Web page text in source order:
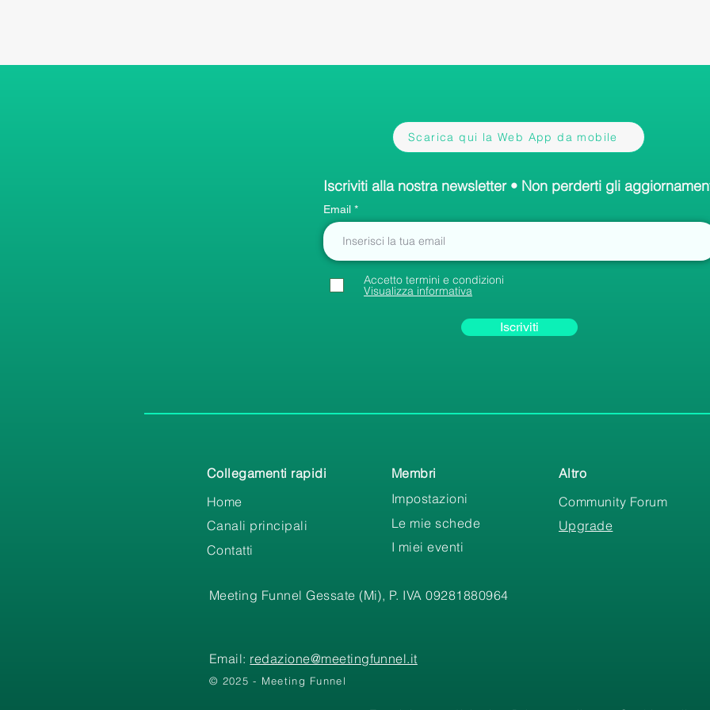
Scarica qui la Web App da mobile
Iscriviti alla nostra newsletter • Non perderti gli
Email
Accetto termini e condizioni
Visualizza informativa
Iscriviti
Collegamenti rapidi
Home
Canali principali
Contatti
Membri
Impostazioni
Le mie schede
I miei eventi
Altro
Community Forum
Upgrade
Meeting Funnel Gessate (Mi), P. IVA 09281880964
Email: redazione@meetingfunnel.it
© 2025 - Meeting Funnel